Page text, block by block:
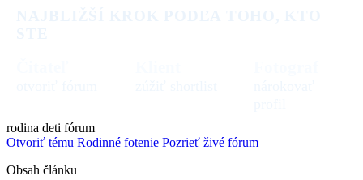
rodina deti fórum
Otvoriť tému Rodinné fotenie Pozrieť živé fórum
Obsah článku